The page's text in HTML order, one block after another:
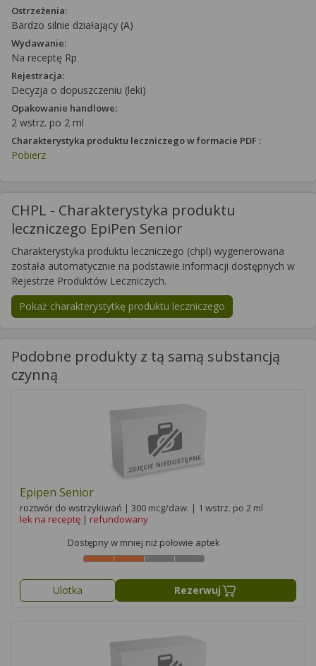
Ostrzeżenia:
Bardzo silnie działający (A)
Wydawanie:
Na receptę Rp
Rejestracja:
Decyzja o dopuszczeniu (leki)
Opakowanie handlowe:
2 wstrz. po 2 ml
Charakterystyka produktu leczniczego w formacie PDF :
Pobierz
CHPL - Charakterystyka produktu
leczniczego EpiPen Senior
Charakterystyka produktu leczniczego (chpl) wygenerowana
została automatycznie na podstawie informacji dostępnych w
Rejestrze Produktów Leczniczych.
Pokaż charakterystytkę produktu leczniczego
Podobne produkty z tą samą substancją
czynną
Epipen Senior
roztwór do wstrzykiwań | 300 mcg/daw. | 1 wstrz. po 2 ml
lek na receptę | refundowany
Dostępny w mniej niż połowie aptek
Ulotka Rezerwuj